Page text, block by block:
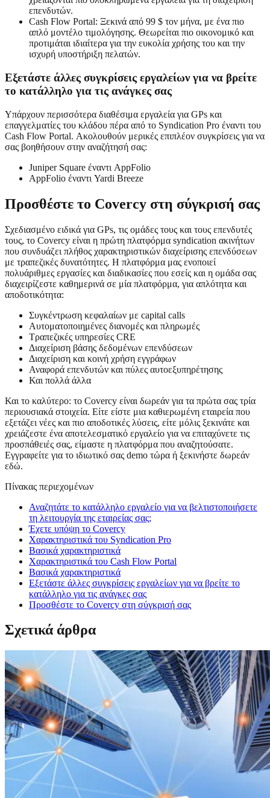
επενδυτών.
Cash Flow Portal: Ξεκινά από 99 $ τον μήνα, με ένα πιο
απλό μοντέλο τιμολόγησης. Θεωρείται πιο οικονομικό και
προτιμάται ιδιαίτερα για την ευκολία χρήσης του και την
ισχυρή υποστήριξη πελατών.
Εξετάστε άλλες συγκρίσεις εργαλείων για να βρείτε
το κατάλληλο για τις ανάγκες σας
Υπάρχουν περισσότερα διαθέσιμα εργαλεία για GPs και
επαγγελματίες του κλάδου πέρα από το Syndication Pro έναντι του
Cash Flow Portal. Ακολουθούν μερικές επιπλέον συγκρίσεις για να
σας βοηθήσουν στην αναζήτησή σας:
Juniper Square έναντι AppFolio
AppFolio έναντι Yardi Breeze
Προσθέστε το Covercy στη σύγκρισή σας
Σχεδιασμένο ειδικά για GPs, τις ομάδες τους και τους επενδυτές
τους, το Covercy είναι η πρώτη πλατφόρμα syndication ακινήτων
που συνδυάζει πλήθος χαρακτηριστικών διαχείρισης επενδύσεων
με τραπεζικές δυνατότητες. Η πλατφόρμα μας ενοποιεί
πολυάριθμες εργασίες και διαδικασίες που εσείς και η ομάδα σας
διαχειρίζεστε καθημερινά σε μία πλατφόρμα, για απλότητα και
αποδοτικότητα:
Συγκέντρωση κεφαλαίων με capital calls
Αυτοματοποιημένες διανομές και πληρωμές
Τραπεζικές υπηρεσίες CRE
Διαχείριση βάσης δεδομένων επενδύσεων
Διαχείριση και κοινή χρήση εγγράφων
Αναφορά επενδυτών και πύλες αυτοεξυπηρέτησης
Και πολλά άλλα
Και το καλύτερο: το Covercy είναι δωρεάν για τα πρώτα σας τρία
περιουσιακά στοιχεία. Είτε είστε μια καθιερωμένη εταιρεία που
εξετάζει νέες και πιο αποδοτικές λύσεις, είτε μόλις ξεκινάτε και
χρειάζεστε ένα αποτελεσματικό εργαλείο για να επιταχύνετε τις
προσπάθειές σας, είμαστε η πλατφόρμα που αναζητούσατε.
Εγγραφείτε για το ιδιωτικό σας demo τώρα ή ξεκινήστε δωρεάν
εδώ.
Πίνακας περιεχομένων
Αναζητάτε το κατάλληλο εργαλείο για να βελτιστοποιήσετε
τη λειτουργία της εταιρείας σας;
Έχετε υπόψη το Covercy
Χαρακτηριστικά του Syndication Pro
Βασικά χαρακτηριστικά
Χαρακτηριστικά του Cash Flow Portal
Βασικά χαρακτηριστικά
Εξετάστε άλλες συγκρίσεις εργαλείων για να βρείτε το
κατάλληλο για τις ανάγκες σας
Προσθέστε το Covercy στη σύγκρισή σας
Σχετικά άρθρα